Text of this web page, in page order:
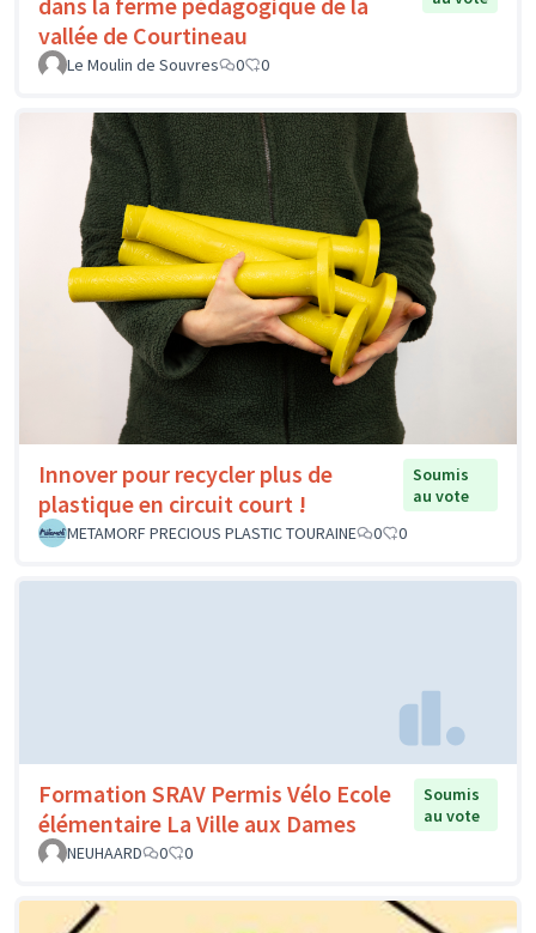
vallée de Courtineau
Le Moulin de Souvres 0 0
Innover pour recycler plus de
plastique en circuit court !
Soumis
au vote
METAMORF PRECIOUS PLASTIC TOURAINE
0 0
Formation SRAV Permis Vélo Ecole
élémentaire La Ville aux Dames
Soumis
au vote
NEUHAARD
0 0